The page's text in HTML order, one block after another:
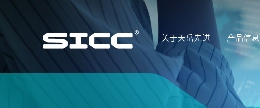
关于天岳先进 产品信息